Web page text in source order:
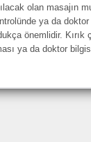
olan masajın
ya da
önemlidir.
ya da doktor